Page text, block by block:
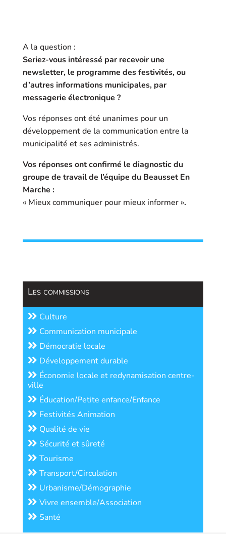
A la question :
Seriez-vous intéressé par recevoir une
newsletter, le programme des festivités, ou
d’autres informations municipales, par
messagerie électronique ?
Vos réponses ont été unanimes pour un
développement de la communication entre la
municipalité et ses administrés.
Vos réponses ont confirmé le diagnostic du
groupe de travail de l’équipe du Beausset En
Marche :
« Mieux communiquer pour mieux informer ».
Les commissions
Culture
Communication municipale
Démocratie locale
Développement durable
Économie locale et redynamisation centre-
ville
Éducation/Petite enfance/Enfance
Festivités Animation
Qualité de vie
Sécurité et sûreté
Tourisme
Transport/Circulation
Urbanisme/Démographie
Vivre ensemble/Association
Santé